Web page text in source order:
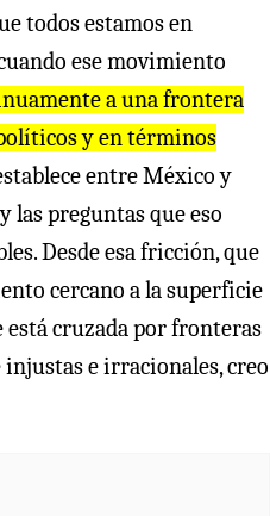
todos estamos en
ese movimiento
a una frontera
y en términos
entre México y
las preguntas que eso
Desde esa fricción, que
cercano a la superficie
cruzada por fronteras
e irracionales, creo